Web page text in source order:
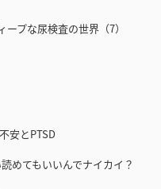
プな尿検査の世界（7）
安とPTSD
てもいいんでナイカイ？